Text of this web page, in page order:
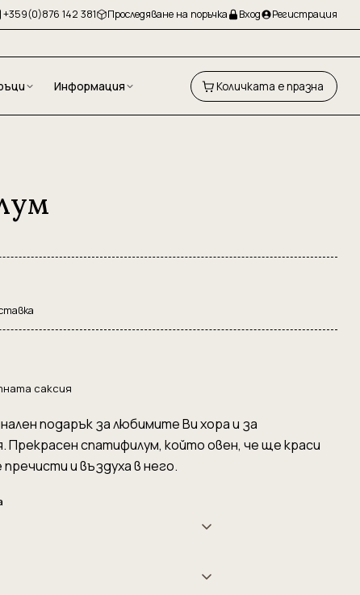
+359(0)876 142 381 Проследяване на поръчка Вход Регистрация
Информация Количката е празна
саксия
подарък за любимите Ви хора и за
спатифилум, който овен, че ще краси
и въздуха в него.